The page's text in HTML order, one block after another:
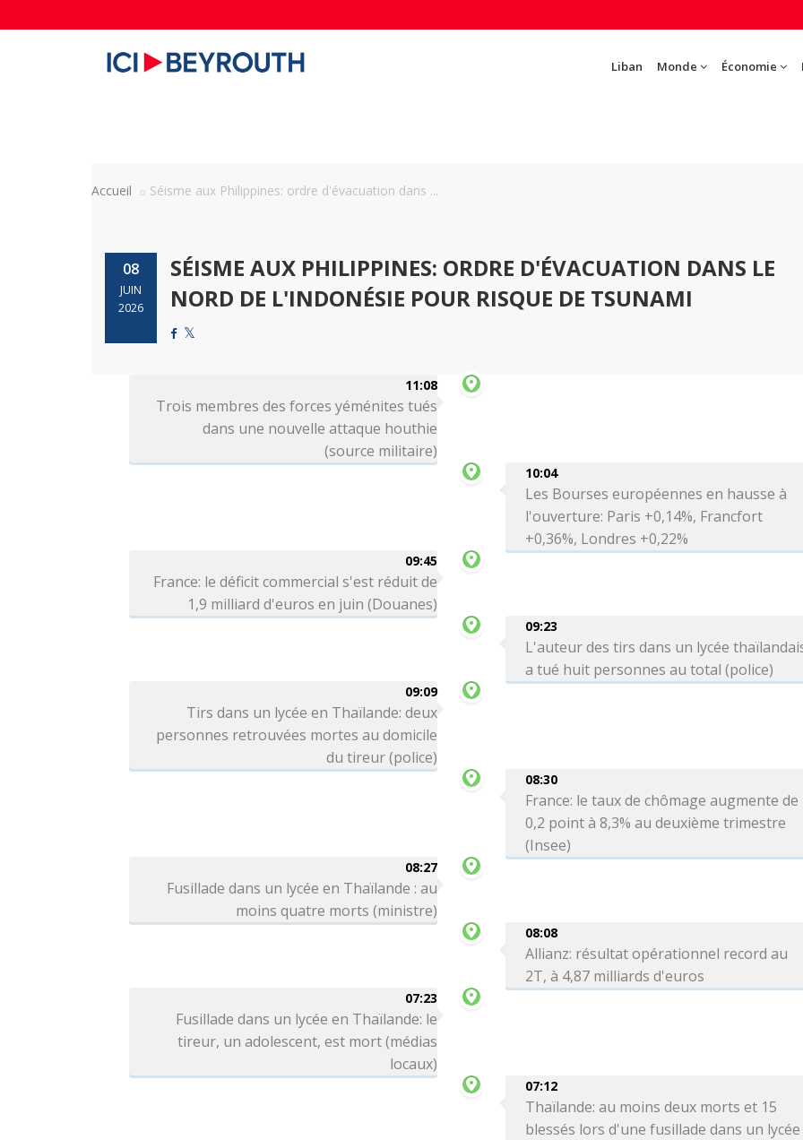
Liban Monde Économie
Accueil Séisme aux Philippines: ordre d'évacuation dans ...
08
JUIN
2026
SÉISME AUX PHILIPPINES: ORDRE D'ÉVACUATION DANS LE
NORD DE L'INDONÉSIE POUR RISQUE DE TSUNAMI
11:08
Trois membres des forces yéménites tués
dans une nouvelle attaque houthie
(source militaire)
10:04
Les Bourses européennes en hausse à
l'ouverture: Paris +0,14%, Francfort
+0,36%, Londres +0,22%
09:45
France: le déficit commercial s'est réduit de
1,9 milliard d'euros en juin (Douanes)
09:23
L'auteur des tirs dans un lycée
a tué huit personnes au total (police)
09:09
Tirs dans un lycée en Thaïlande: deux
personnes retrouvées mortes au domicile
du tireur (police)
08:30
France: le taux de chômage augmente de
0,2 point à 8,3% au deuxième trimestre
(Insee)
08:27
Fusillade dans un lycée en Thaïlande : au
moins quatre morts (ministre)
08:08
Allianz: résultat opérationnel record au
2T, à 4,87 milliards d'euros
07:23
Fusillade dans un lycée en Thaïlande: le
tireur, un adolescent, est mort (médias
locaux)
07:12
Thaïlande: au moins deux morts et 15
blessés lors d'une fusillade dans un lycée